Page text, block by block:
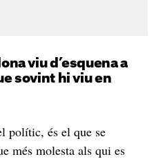
viu d’esquena a
sovint hi viu en
polític, és el que se
més molesta als qui es